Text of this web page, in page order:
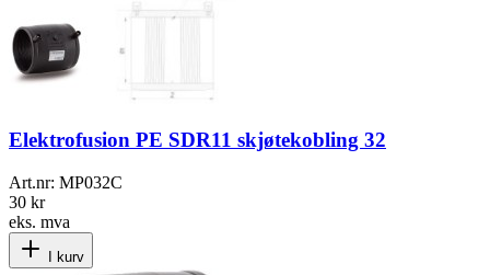
Elektrofusion PE SDR11 skjøtekobling 32
Art.nr: MP032C
30 kr
eks. mva
I kurv